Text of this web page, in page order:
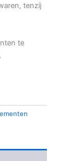
tenzij
te